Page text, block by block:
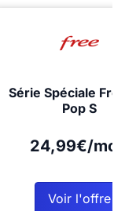
Série Spéciale
Pop S
24,99€/
Voir l'offre